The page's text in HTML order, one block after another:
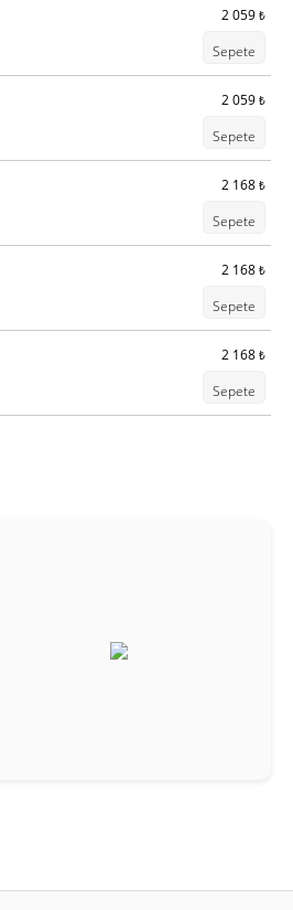
2 059 ₺
Sepete
2 059 ₺
Sepete
2 168 ₺
Sepete
2 168 ₺
Sepete
2 168 ₺
Sepete